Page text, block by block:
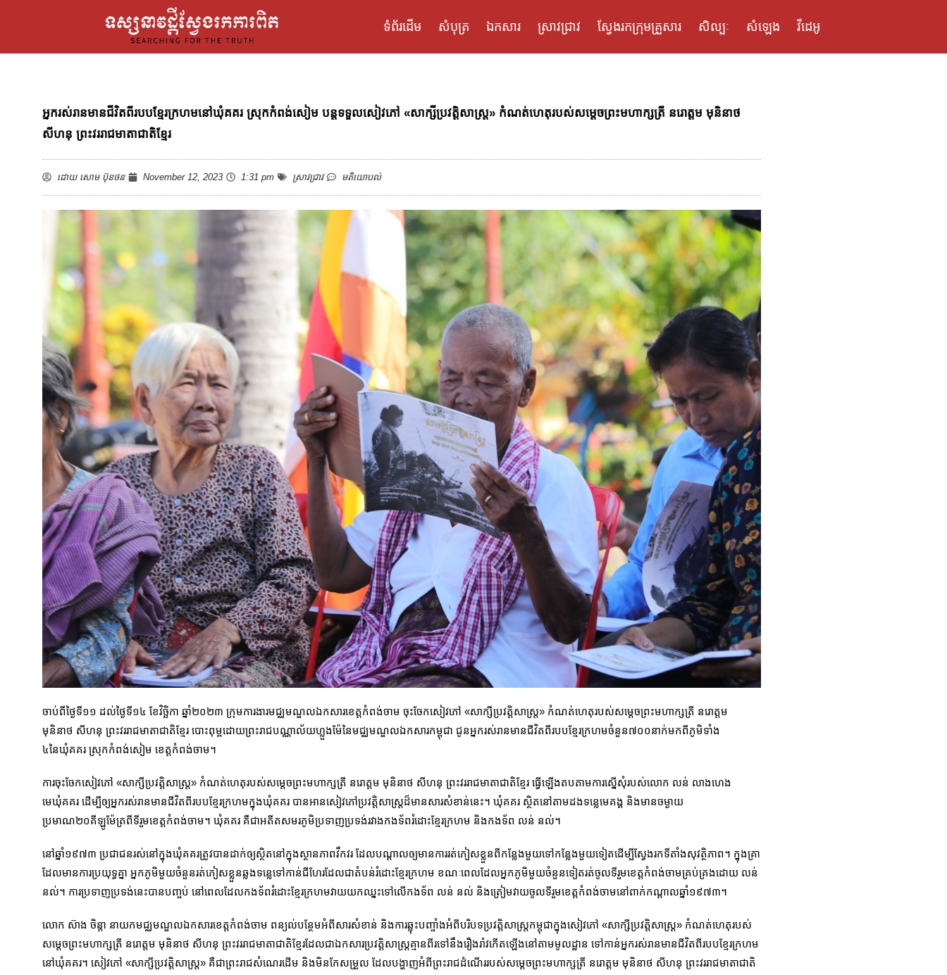
ទំព័រដើម សំបុត្រ ឯកសារ ស្រាវជ្រាវ ស្វែងរកក្រុមគ្រួសារ សិល្បៈ សំឡេង វីដេអូ
អ្នករស់រានមានជីវិតពីរបបខ្មែរក្រហមនៅឃុំគគរ ស្រុកកំពង់សៀម បន្តទទួលសៀវភៅ «សាក្សីប្រវត្តិសាស្ត្រ» កំណត់ហេតុរបស់សម្តេចព្រះមហាក្សត្រី នរោត្តម មុនិនាថ
សីហនុ ព្រះវររាជមាតាជាតិខ្មែរ
ដោយសោម ប៊ុនថន November 12, 2023 1:31 pm ស្រាវជ្រាវ មតិយោបល់
ចាប់ពីថ្ងៃទី១១ ដល់ថ្ងៃទី១៤ ខែវិច្ឆិកា ឆ្នាំ២០២៣ ក្រុមការងារមជ្ឈមណ្ឌលឯកសារខេត្តកំពង់ចាម ចុះចែកសៀវភៅ «សាក្សីប្រវត្តិសាស្ត្រ» កំណត់ហេតុរបស់សម្តេចព្រះមហាក្សត្រី នរោត្តម
មុនិនាថ សីហនុ ព្រះវររាជមាតាជាតិខ្មែរ បោះពុម្ពដោយព្រះរាជបណ្ណាល័យហ្លួងម៉ែនៃមជ្ឈ​មណ្ឌល​ឯកសារកម្ពុជា ជូនអ្នករស់រានមានជីវិតពីរបបខ្មែរក្រហមចំនួន៧០០នាក់មកពីភូមិទាំង​
៤នៃឃុំគគរ ស្រុកកំពង់សៀម ខេត្តកំពង់ចាម។
ការចុះចែកសៀវភៅ «សាក្សីប្រវត្តិសាស្រ្ត» កំណត់ហេតុរបស់សម្តេចព្រះមហាក្សត្រី នរោត្តម មុនិនាថ សីហនុ ព្រះវររាជមាតាជាតិខ្មែរ ធ្វើឡើងតបតាមការស្នើសុំរបស់លោក លន់ លាងហេង
មេឃុំគគរ ដើម្បីឲ្យអ្នករស់រានមានជីវិតពីរបបខ្មែរក្រហមក្នុងឃុំគគរ បានអានសៀវភៅប្រវត្តិសាស្រ្តដ៏មានសារសំខាន់នេះ។ ឃុំគគរ ស្ថិតនៅតាមដងទន្លេមេគង្គ និងមានចម្ងាយ
ប្រមាណ២០គីឡូម៉ែត្រពីទីរួមខេត្តកំពង់ចាម។ ឃុំគគរ គឺជាអតីតសមរភូមិប្រទាញប្រទង់រវាងកងទ័ពរំដោះខ្មែរក្រហម និងកងទ័ព លន់ នល់។
នៅឆ្នាំ១៩៧៣ ប្រជាជនរស់នៅក្នុងឃុំគគរត្រូវបានដាក់ឲ្យស្ថិតនៅក្នុងស្ថានភាពវឹកវរ ដែលបណ្ដាលឲ្យមានការរត់ភៀសខ្លួនពីកន្លែងមួយទៅកន្លែងមួយទៀតដើម្បីស្វែងរកទីតាំងសុវត្ថិភាព។ ក្នុងគ្រា
ដែលមានការប្រយុទ្ធគ្នា អ្នកភូមិមួយចំនួនរត់ភៀសខ្លួនឆ្លងទន្លេទៅកាន់ជីហែរដែលជាតំបន់រំដោះខ្មែរក្រហម ខណៈពេលដែលអ្នកភូមិមួយចំនួនទៀតរត់ចូលទីរួមខេត្តកំពង់ចាមគ្រប់គ្រងដោយ លន់
នល់។ ការប្រទាញប្រទង់នេះបានបញ្ចប់ នៅពេលដែលកងទ័ពរំដោះខ្មែរក្រហមវាយយកឈ្នះទៅលើកងទ័ព លន់ នល់ និងត្រៀមវាយចូលទីរួមខេត្តកំពង់ចាមនៅពាក់កណ្ដាលឆ្នាំ១៩៧៣។
លោក ស៊ាង ចិន្ដា នាយកមជ្ឈមណ្ឌលឯកសារខេត្តកំពង់ចាម ពន្យល់បន្ថែមអំពីសារសំខាន់ និងការឆ្លុះបញ្ចាំងអំពីបរិបទប្រវត្តិសាស្រ្តកម្ពុជាក្នុងសៀវភៅ «សាក្សីប្រវត្តិសាស្ត្រ» កំណត់ហេតុរបស់
សម្តេចព្រះមហាក្សត្រី នរោត្តម មុនិនាថ សីហនុ ព្រះវររាជមាតាជាតិខ្មែរដែលជាឯកសារប្រវត្តិសាស្ត្រគ្មានពីរទៅនឹងរឿងរ៉ាវកើតឡើងនៅតាមមូលដ្ឋាន ទៅកាន់អ្នករស់រានមានជីវិតពីរបបខ្មែរក្រហម
នៅឃុំគគរ។ សៀវភៅ «សាក្សីប្រវត្តិសាស្ត្រ» គឺជាព្រះរាជសំណេរដើម និងមិនកែសម្រួល ដែលបង្ហាញអំពីព្រះរាជដំណើររបស់សម្តេចព្រះមហាក្សត្រី នរោត្តម មុនិនាថ សីហនុ ព្រះវររាជមាតាជាតិ